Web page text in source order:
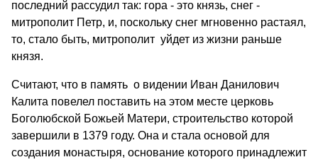
последний рассудил так: гора - это князь, снег -
митрополит Петр, и, поскольку снег мгновенно растаял,
то, стало быть, митрополит уйдет из жизни раньше
князя.
Считают, что в память о видении Иван Данилович
Калита повелел поставить на этом месте церковь
Боголюбской Божьей Матери, строительство которой
завершили в 1379 году. Она и стала основой для
создания монастыря, основание которого принадлежит